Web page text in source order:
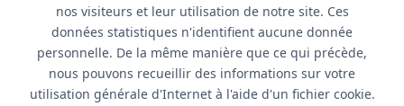
nos visiteurs et leur utilisation de notre site. Ces
données statistiques n'identifient aucune donnée
personnelle. De la même manière que ce qui précède,
nous pouvons recueillir des informations sur votre
utilisation générale d'Internet à l'aide d'un fichier cookie.